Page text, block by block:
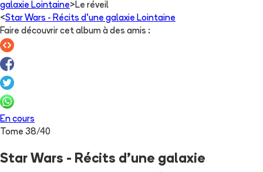
galaxie Lointaine> Le réveil
<Star Wars - Récits d’une galaxie Lointaine
Faire découvrir cet album à des amis :
En cours
Tome 38/40
Star Wars - Récits d’une galaxie